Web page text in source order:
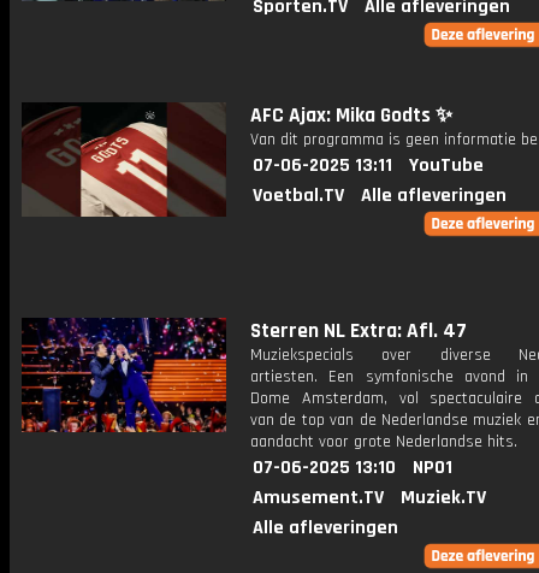
Sporten.TV Alle afleveringen
AFC Ajax: Mika Godts ✨
Van dit programma is geen informatie
07-06-2025 13:11
YouTube
Voetbal.TV
Alle afleveringen
Sterren NL Extra: Afl. 47
Muziekspecials over diverse
artiesten. Een symfonische avond in
Dome Amsterdam, vol spectaculaire
van de top van de Nederlandse muziek
aandacht voor grote Nederlandse hits.
07-06-2025 13:10
NPO1
Amusement.TV
Muziek.TV
Alle afleveringen